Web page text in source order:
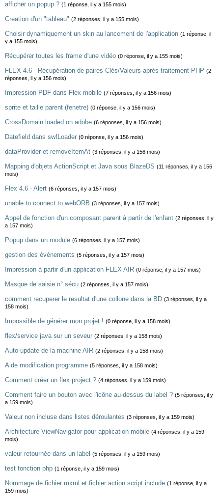
afficher un popup ? (1 réponse, il y a 155 mois)
Creation d'un "tableau" (2 réponses, il y a 155 mois)
Choisir dynamiquement un skin au lancement de l'application (1 réponse, il
y a 155 mois)
Récupérer toutes les frame d'une vidéo (0 réponse, il y a 155 mois)
FLEX 4.6 - Récupération de paires Clés/Valeurs après traitement PHP (2
réponses, il y a 156 mois)
Impression PDF dans Flex mobile (7 réponses, il y a 156 mois)
sprite et taille parent (fenetre) (0 réponse, il y a 156 mois)
CrossDomain loaded on adobe (6 réponses, il y a 156 mois)
Datefield dans swfLoader (0 réponse, il y a 156 mois)
dataProvider et removeItemAt (3 réponses, il y a 156 mois)
Mapping d'objets ActionScript et Java sous BlazeDS (11 réponses, il y a 156
mois)
Flex 4.6 - Alert (6 réponses, il y a 157 mois)
unable to connect to webORB (3 réponses, il y a 157 mois)
Appel de fonction d'un composant parent à partir de l'enfant (2 réponses, il y
a 157 mois)
Popup dans un module (6 réponses, il y a 157 mois)
gestion des événements (5 réponses, il y a 157 mois)
Impression à partir d'un application FLEX AIR (0 réponse, il y a 157 mois)
Masque de saisie n° sécu (2 réponses, il y a 157 mois)
comment recuperer le resultat d'une collone dans la BD (3 réponses, il y a
158 mois)
Impossible de générer mon projet ! (0 réponse, il y a 158 mois)
flex/service java sur un seveur (2 réponses, il y a 158 mois)
Auto-update de la machine AIR (2 réponses, il y a 158 mois)
Aide modification programme (5 réponses, il y a 158 mois)
Comment créer un flex project ? (4 réponses, il y a 159 mois)
Comment faire un bouton avec l'icône au-dessus du label ? (5 réponses, il y
a 159 mois)
Valeur non incluse dans listes déroulantes (3 réponses, il y a 159 mois)
Architecture ViewNavigator pour application mobile (4 réponses, il y a 159
mois)
valeur retournée dans un label (5 réponses, il y a 159 mois)
test fonction php (1 réponse, il y a 159 mois)
Nommage de fichier mxml et fichier action script include (1 réponse, il y a
159 mois)